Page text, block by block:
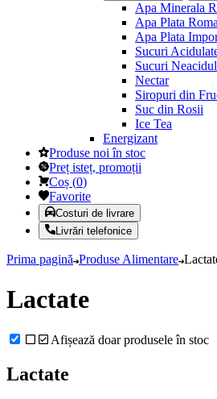
Apa Minerala
Apa Plata
Apa Plata
Sucuri
Sucuri
Nectar
Siropuri din
Suc din Rosii
Ice Tea
Energizant
Produse noi în stoc
Preț isteț, promoții
Coș (0)
Favorite
Costuri de livrare
Livrări telefonice
Prima pagină Produse Alimentare
Lactate
Afișează doar produsele în stoc
Lactate